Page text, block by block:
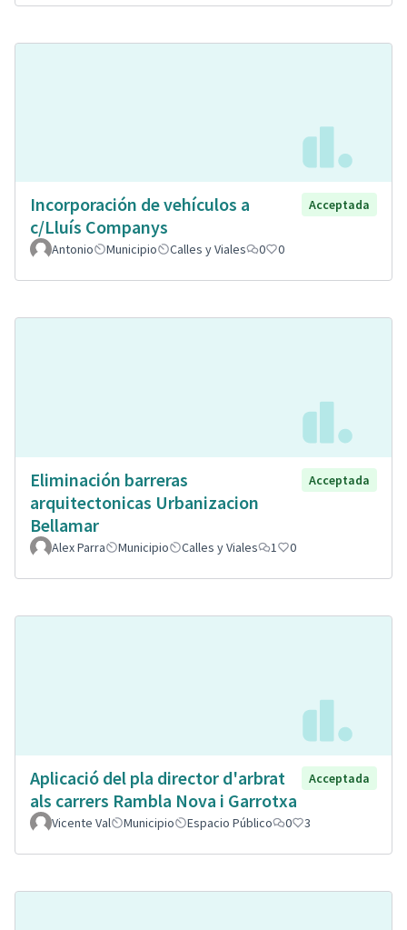
Incorporación de vehículos a
c/Lluís Companys
Acceptada
Antonio Municipio Calles y Viales 0 0
Eliminación barreras
arquitectonicas Urbanizacion
Bellamar
Acceptada
Alex Parra Municipio Calles y Viales 1 0
Aplicació del pla director d'arbrat
als carrers Rambla Nova i Garrotxa
Acceptada
Vicente Val Municipio Espacio Público 0 3